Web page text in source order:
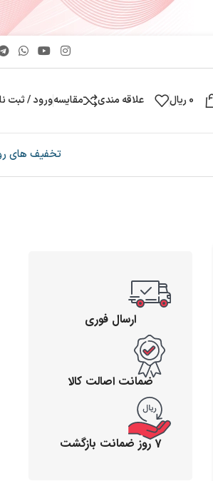
0 ریال علاقه مندی مقایسهورود / ثبت
تخفیف های
ارسال فوری
ضمانت اصالت کالا
7 روز ضمانت بازگشت